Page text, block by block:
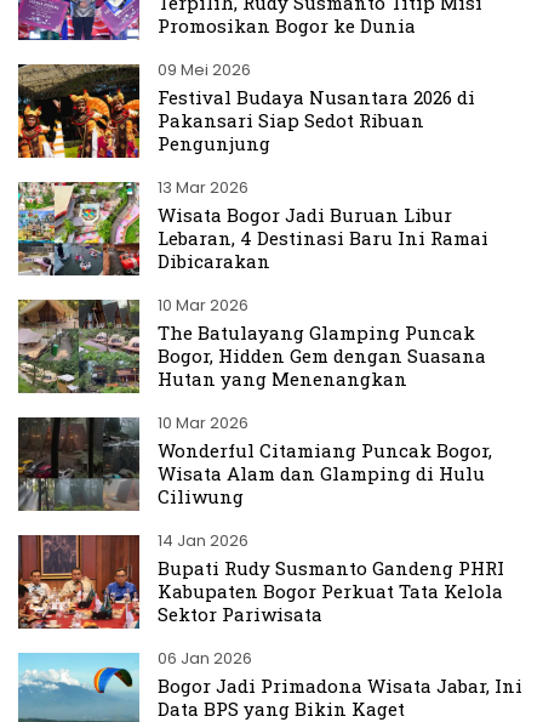
Promosikan Bogor ke Dunia
09 Mei 2026
Festival Budaya Nusantara 2026 di
Pakansari Siap Sedot Ribuan
Pengunjung
13 Mar 2026
Wisata Bogor Jadi Buruan Libur
Lebaran, 4 Destinasi Baru Ini Ramai
Dibicarakan
10 Mar 2026
The Batulayang Glamping Puncak
Bogor, Hidden Gem dengan Suasana
Hutan yang Menenangkan
10 Mar 2026
Wonderful Citamiang Puncak Bogor,
Wisata Alam dan Glamping di Hulu
Ciliwung
14 Jan 2026
Bupati Rudy Susmanto Gandeng PHRI
Kabupaten Bogor Perkuat Tata Kelola
Sektor Pariwisata
06 Jan 2026
Bogor Jadi Primadona Wisata Jabar, Ini
Data BPS yang Bikin Kaget